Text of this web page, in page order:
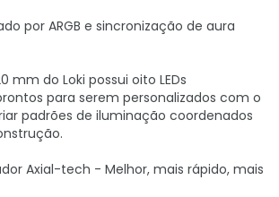
por ARGB e sincronização de aura
mm do Loki possui oito LEDs
para serem personalizados com o
padrões de iluminação coordenados
Axial-tech - Melhor, mais rápido, mais